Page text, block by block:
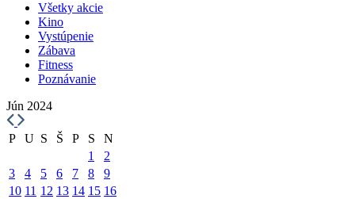
Všetky akcie
Kino
Vystúpenie
Zábava
Fitness
Poznávanie
Jún 2024
P U S Š P S
N
1
2
3
4 5 6 7 8
9
10 11 12 13 14 15 16